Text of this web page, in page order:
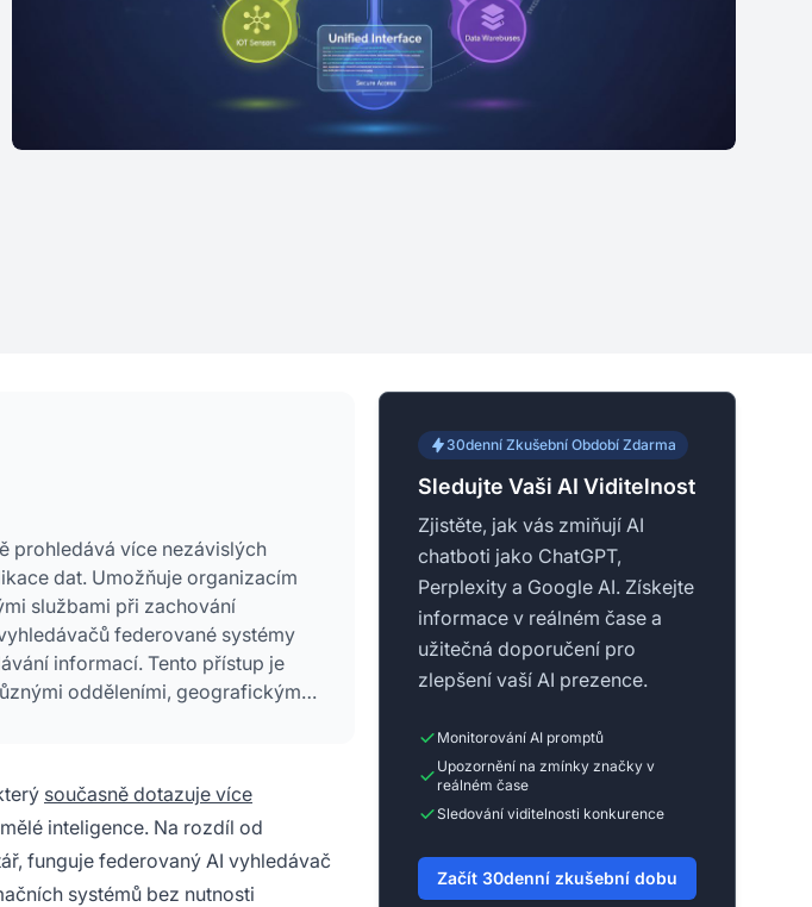
prohledává více nezávislých
dat. Umožňuje organizacím
službami při zachování
federované systémy
informací. Tento přístup je
odděleními, geografickými
současně dotazuje více
inteligence. Na rozdíl od
funguje federovaný AI vyhledávač
systémů bez nutnosti
30denní Zkušební Období Zdarma
Sledujte Vaši AI Viditelnost
Zjistěte, jak vás zmiňují AI
chatboti jako ChatGPT,
Perplexity a Google AI. Získejte
informace v reálném čase a
užitečná doporučení pro
zlepšení vaší AI prezence.
Monitorování AI promptů
Upozornění na zmínky značky v
reálném čase
Sledování viditelnosti konkurence
Začít 30denní zkušební dobu